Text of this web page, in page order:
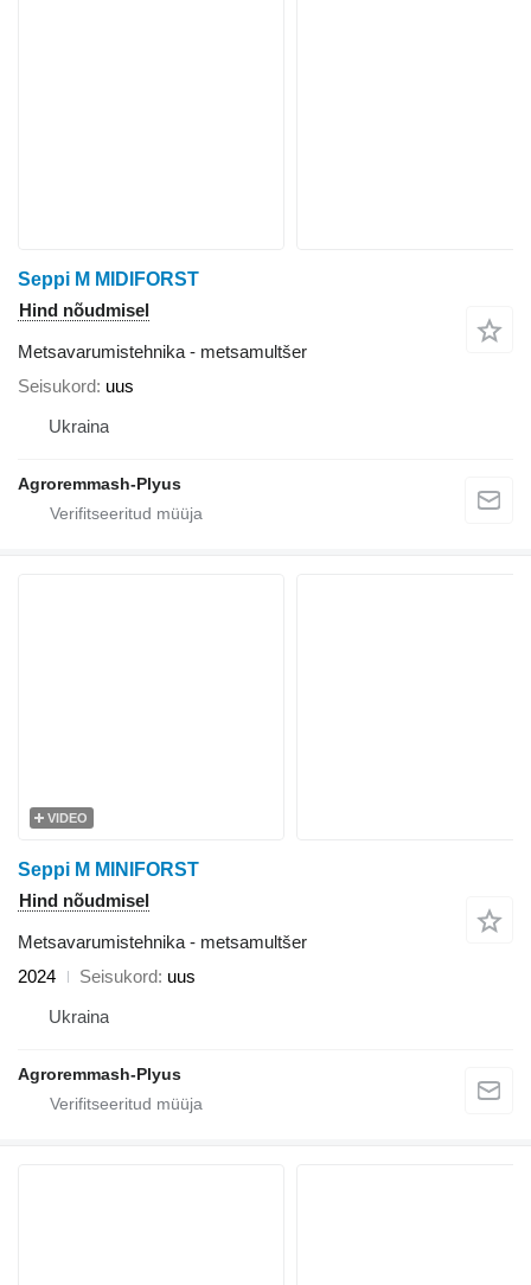
Seppi M MIDIFORST
Hind nõudmisel
Metsavarumistehnika - metsamultšer
Seisukord uus
Ukraina
Agroremmash-Plyus
VIDEO
Seppi M MINIFORST
Hind nõudmisel
Metsavarumistehnika - metsamultšer
2024
Seisukord uus
Ukraina
Agroremmash-Plyus